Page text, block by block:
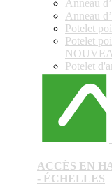
Anneau
Anneau
Potelet
Potelet
Potelet
ACCÈS EN
- ÉCHELLES